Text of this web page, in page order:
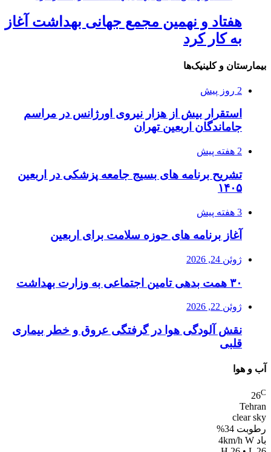
هفتاد و نهمین مجمع جهانی بهداشت آغاز
به کار کرد
بیمارستان و کلینیک‌ها
2 روز پیش
استقرار بیش از هزار نیروی اورژانس در مراسم
جاماندگان اربعین تهران
2 هفته پیش
تشریح برنامه های بسیج جامعه پزشکی در اربعین
۱۴۰۵
3 هفته پیش
آغاز برنامه های حوزه سلامت برای اربعین
ژوئن 24, 2026
۳۰ همت بدهی تامین اجتماعی به وزارت بهداشت
ژوئن 22, 2026
نقش آلودگی هوا در گرفتگی عروق و خطر بیماری
قلبی
آب و هوا
26C
Tehran
clear sky
رطوبت 34%
باد 4km/h W